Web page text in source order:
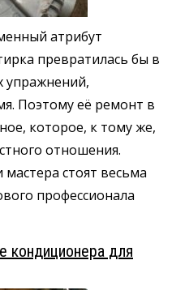
атрибут
превратилась бы в
упражнений,
Поэтому её ремонт в
которое, к тому же,
отношения.
мастера стоят весьма
профессионала
кондиционера для